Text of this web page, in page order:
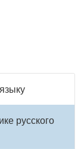
русского